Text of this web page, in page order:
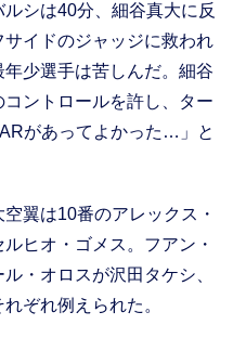
シは40分、細谷真大に反
イドのジャッジに救われ
少選手は苦しんだ。細谷
ントロールを許し、ター
があってよかった…」と
翼は10番のアレックス・
ヒオ・ゴメス。フアン・
・オロスが沢田タケシ、
ぞれ例えられた。